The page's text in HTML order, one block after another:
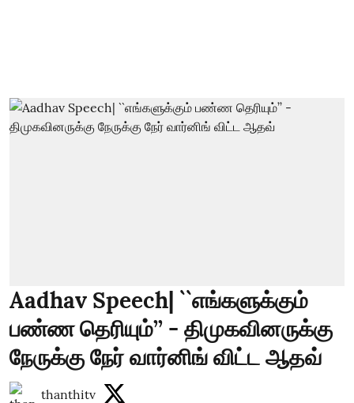
Aadhav Speech| ``எங்களுக்கும்
பண்ண தெரியும்’’ - திமுகவினருக்கு
நேருக்கு நேர் வார்னிங் விட்ட ஆதவ்
thanthitv